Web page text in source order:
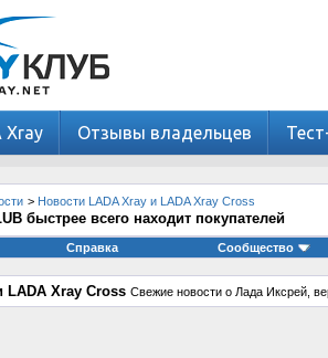
Xray Отзывы владельцев
> Новости LADA Xray и LADA Xray Cross
быстрее всего находит покупателей
Справка Сообщество
LADA Xray Cross Свежие новости о Лада Иксрей,